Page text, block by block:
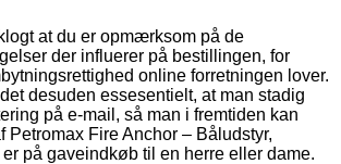
at du er opmærksom på de
der influerer på bestillingen, for
online forretningen lover.
det desuden essesentielt, at man stadig
på e-mail, så man i fremtiden kan
Petromax Fire Anchor – Båludstyr,
på gaveindkøb til en herre eller dame.